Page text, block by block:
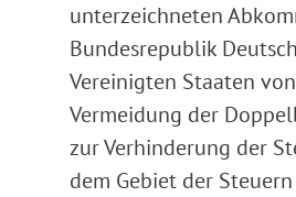
unterzeichneten
Bundesrepublik
Vereinigten Staaten
Vermeidung der
zur Verhinderung der
dem Gebiet der